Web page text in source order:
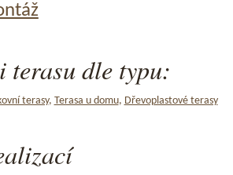
terasu dle typu:
terasy, Terasa u domu, Dřevoplastové terasy